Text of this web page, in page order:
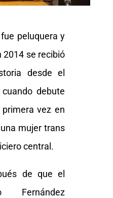
peluquera y
2014 se recibió
desde el
debute
vez en
mujer trans
central.
de que el
Fernández